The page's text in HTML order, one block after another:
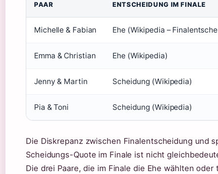
PAAR ENTSCHEIDUNG IM FINALE
Michelle & Fabian Ehe (Wikipedia –
Emma & Christian Ehe (Wikipedia)
Jenny & Martin Scheidung (Wikipedia)
Pia & Toni Scheidung (Wikipedia)
Die Diskrepanz zwischen Finalentscheidung und
Scheidungs-Quote im Finale ist nicht
Die drei Paare, die im Finale die Ehe wählten